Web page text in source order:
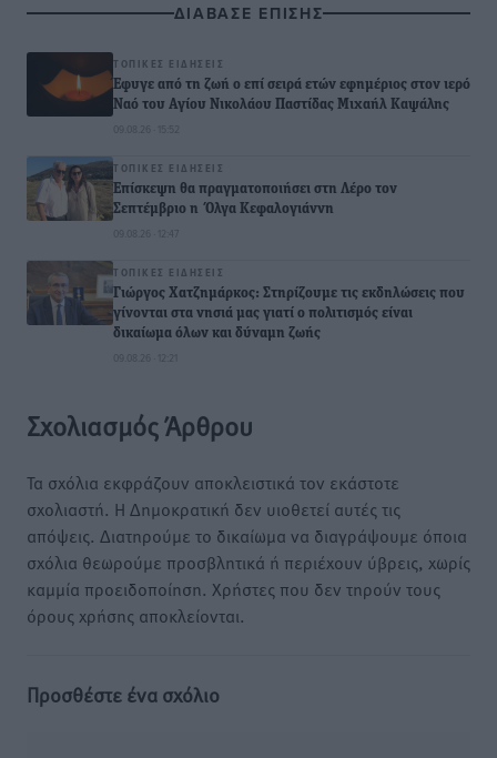
ΔΙΑΒΑΣΕ ΕΠΙΣΗΣ
ΤΟΠΙΚΈΣ ΕΙΔΉΣΕΙΣ
Έφυγε από τη ζωή ο επί σειρά ετών εφημέριος στον ιερό
Ναό του Αγίου Νικολάου Παστίδας Μιχαήλ Καψάλης
ΤΟΠΙΚΈΣ ΕΙΔΉΣΕΙΣ
Επίσκεψη θα πραγματοποιήσει στη Λέρο τον
Σεπτέμβριο η Όλγα Κεφαλογιάννη
09.08.26 · 12:47
ΤΟΠΙΚΈΣ ΕΙΔΉΣΕΙΣ
Γιώργος Χατζημάρκος: Στηρίζουμε τις εκδηλώσεις που
γίνονται στα νησιά μας γιατί ο πολιτισμός είναι
δικαίωμα όλων και δύναμη ζωής
Σχολιασμός Άρθρου
Τα σχόλια εκφράζουν αποκλειστικά τον εκάστοτε
σχολιαστή. Η Δημοκρατική δεν υιοθετεί αυτές τις
απόψεις. Διατηρούμε το δικαίωμα να διαγράψουμε όποια
σχόλια θεωρούμε προσβλητικά ή περιέχουν ύβρεις, χωρίς
καμμία προειδοποίηση. Χρήστες που δεν τηρούν τους
όρους χρήσης αποκλείονται.
Προσθέστε ένα σχόλιο